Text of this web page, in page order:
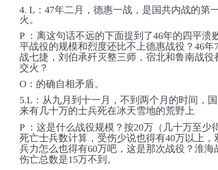
4. L：47年二月，德惠一战，是国共内战的第
火。
P ：离这句话不远的下面提到了46年的四平溃
平战役的规模和烈度还比不上德惠战役？46年
战七捷，刘伯承歼灭整三师，宿北和鲁南战役
交火？
O：的确自相矛盾。
5.L：从九月到十一月，不到两个月的时间，
来有几十万的士兵死在冰天雪地的荒野上
P ：这是什么战役规模？按20万（几十万至少
死亡士兵数计算，受伤少说也得有40万以上，
兵力怎么也得有60万吧，这是那次战役？淮海
伤亡总数是15万不到。